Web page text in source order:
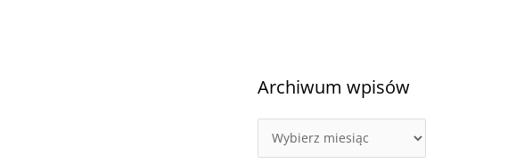
Archiwum wpisów